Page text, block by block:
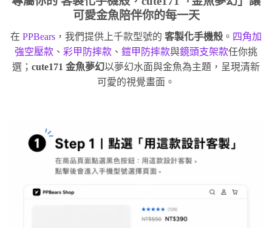
可愛金魚陪伴你的每一天
在 PPBears ，我們提供上千款型號的 客製化手機殼 。 四角加
強空壓款 、 彩甲防摔款 、 鎧甲防摔款與鏡頭支架款任你挑
選； cute171 金魚夢幻以夢幻水面與金魚為主題，呈現清新
可愛的視覺畫面。